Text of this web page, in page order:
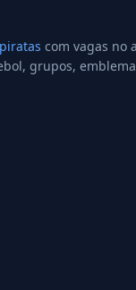
com vagas no
grupos,